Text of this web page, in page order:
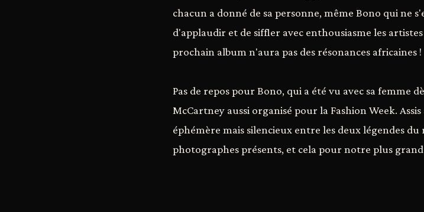
chacun a donné de sa personne, même Bono qui ne
d'applaudir et de siffler avec enthousiasme les
prochain album n'aura pas des résonances africaines !
Pas de repos pour Bono, qui a été vu avec sa femme
McCartney aussi organisé pour la Fashion Week.
éphémère mais silencieux entre les deux légendes
photographes présents, et cela pour notre plus